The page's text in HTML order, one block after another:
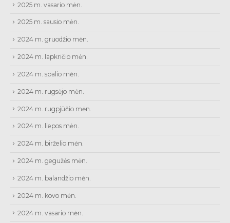
2025 m. vasario mėn.
2025 m. sausio mėn.
2024 m. gruodžio mėn.
2024 m. lapkričio mėn.
2024 m. spalio mėn.
2024 m. rugsėjo mėn.
2024 m. rugpjūčio mėn.
2024 m. liepos mėn.
2024 m. birželio mėn.
2024 m. gegužės mėn.
2024 m. balandžio mėn.
2024 m. kovo mėn.
2024 m. vasario mėn.